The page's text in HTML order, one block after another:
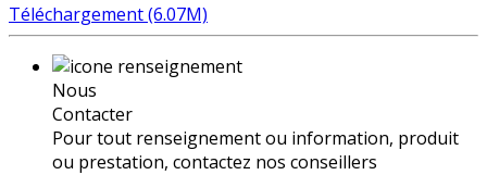
Téléchargement (6.07M)
Nous
Contacter
Pour tout renseignement ou information, produit
ou prestation, contactez nos conseillers